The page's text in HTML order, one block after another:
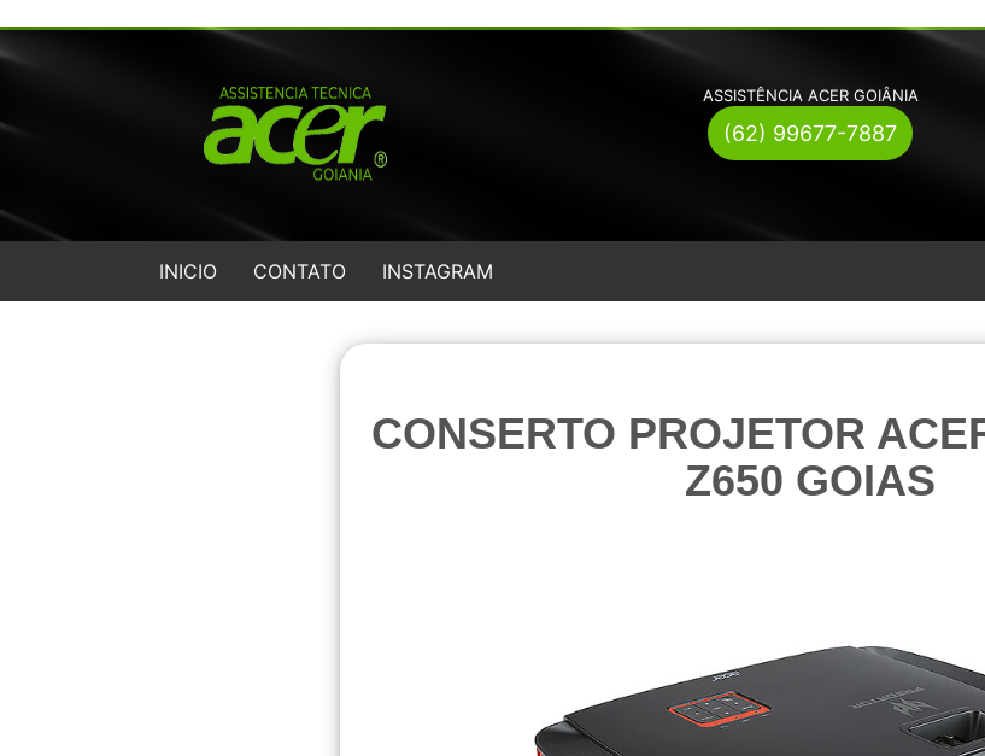
ASSISTÊNCIA ACER GOIÂNIA
(62) 99677-7887
INICIO CONTATO INSTAGRAM
CONSERTO PROJETOR
Z650 GOIAS